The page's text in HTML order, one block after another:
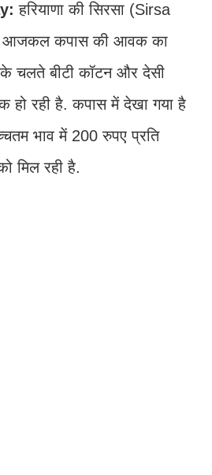
हरियाणा की सिरसा (Sirsa
आजकल कपास की आवक का
चलते बीटी कॉटन और देसी
हो रही है. कपास में देखा गया है
भाव में 200 रुपए प्रति
मिल रही है.